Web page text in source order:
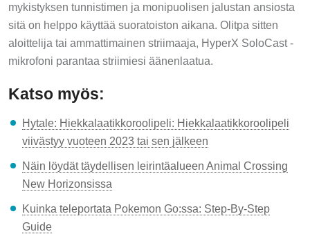
mykistyksen tunnistimen ja monipuolisen jalustan ansiosta
sitä on helppo käyttää suoratoiston aikana. Olitpa sitten
aloittelija tai ammattimainen striimaaja, HyperX SoloCast -
mikrofoni parantaa striimiesi äänenlaatua.
Katso myös:
Hytale: Hiekkalaatikkoroolipeli: Hiekkalaatikkoroolipeli
viivästyy vuoteen 2023 tai sen jälkeen
Näin löydät täydellisen leirintäalueen Animal Crossing
New Horizonsissa
Kuinka teleportata Pokemon Go:ssa: Step-By-Step
Guide